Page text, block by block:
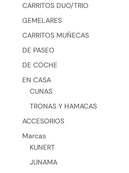
CARRITOS DUO/TRIO
GEMELARES
CARRITOS MUÑECAS
DE PASEO
DE COCHE
EN CASA
CUNAS
TRONAS Y HAMACAS
ACCESORIOS
Marcas
KUNERT
JUNAMA